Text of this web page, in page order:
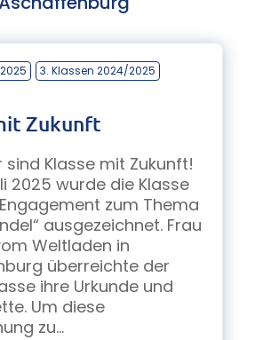
3. Klassen 2024/2025
Zukunft
sind Klasse mit Zukunft!
2025 wurde die Klasse
zum Thema
ausgezeichnet. Frau
Weltladen in
überreichte der
ihre Urkunde und
Um diese
zu...